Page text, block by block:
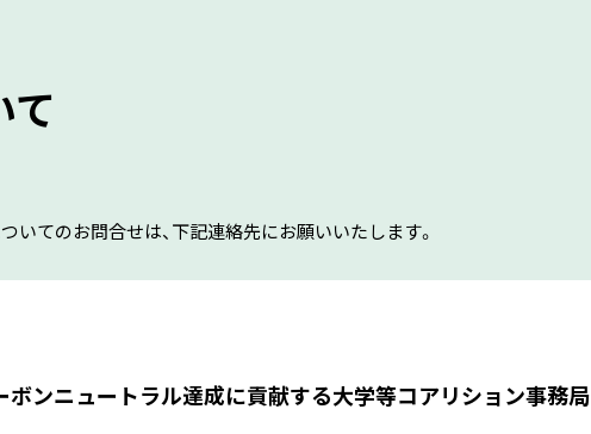
て
いてのお問合せは、下記連絡先にお願いいたします。
ボンニュートラル達成に貢献する大学等コアリション事務局